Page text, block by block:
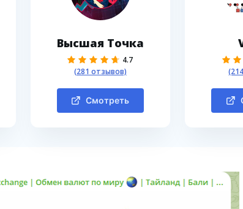
Высшая Точка
4.7
(281 отзывов)
Смотреть